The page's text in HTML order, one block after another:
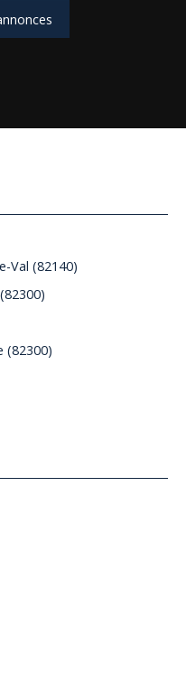
Val (82140)
(82300)